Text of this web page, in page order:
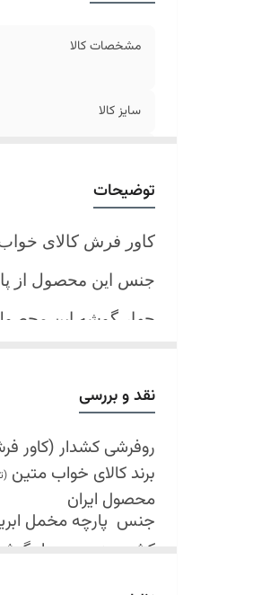
مشخصات کالا
سایز کالا
توضیحات
کاور فرش کالای
جنس این محصول از
چهار گوشه این
شرایط شستشو:
اولین شستشو
شستشو در لباسشویی
حداکثر دمای شستشو 30 درجه سانتیگراد (عملیات ملایم)
از پودر های صابونی و
نقد و بررسی
روفرشی کشدار (کاور
برند کالای خواب متین
محصول ایران
جنس پارچه مخمل
کش دوزی در چهار